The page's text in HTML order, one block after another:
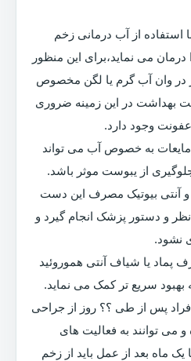
استفاده از آب درمانی زخم
می نماید،برای این منظور
در وان آب گرم یا لگن مخصوص
بهداشت در این زمینه ضروری
وجود دارد.
به خصوص آب می تواند
از یبوست موثر باشد.
آنتی بیوتیک مصرف این دست
نظر و دستور پزشک انجام گیرد و
نشود.
پماد یا شیاف آنتی هموروئید
بهبود سریع تر کمک می نماید.
پس از طی ؟؟ روز از جراحی
می توانند به فعالیت های
یک ماه بعد از عمل باید از زخم